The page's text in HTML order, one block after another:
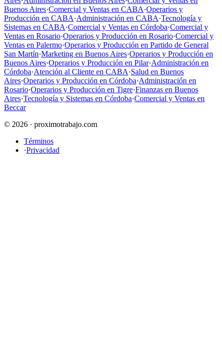
Buenos Aires·Comercial y Ventas en CABA·Operarios y
Producción en CABA·Administración en CABA·Tecnología y
Sistemas en CABA·Comercial y Ventas en Córdoba·Comercial y
Ventas en Rosario·Operarios y Producción en Rosario·Comercial y
Ventas en Palermo·Operarios y Producción en Partido de General
San Martín·Marketing en Buenos Aires·Operarios y Producción en
Buenos Aires·Operarios y Producción en Pilar·Administración en
Córdoba·Atención al Cliente en CABA·Salud en Buenos
Aires·Operarios y Producción en Córdoba·Administración en
Rosario·Operarios y Producción en Tigre·Finanzas en Buenos
Aires·Tecnología y Sistemas en Córdoba·Comercial y Ventas en
Beccar
© 2026 · proximotrabajo.com
Términos
·Privacidad